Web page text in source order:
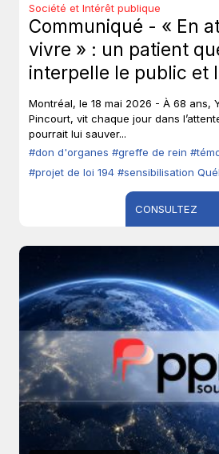
Société et Intérêt publique
Communiqué - « En
vivre » : un patient
interpelle le public et
le don d’organes.
Montréal, le 18 mai 2026 - À 68 ans,
Pincourt, vit chaque jour dans
pourrait lui sauver...
#don d'organes #greffe de rein
#projet de loi 194 #sensibilisation
CONSULTEZ